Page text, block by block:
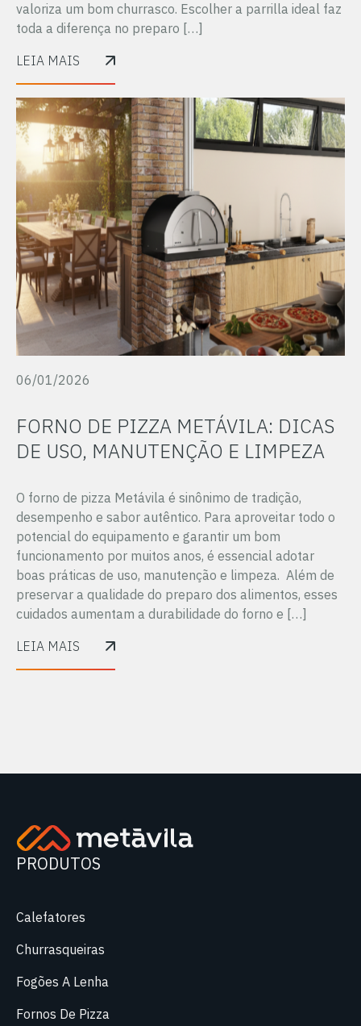
valoriza um bom churrasco. Escolher a parrilla ideal faz
toda a diferença no preparo […]
LEIA MAIS
06/01/2026
FORNO DE PIZZA METÁVILA: DICAS
DE USO, MANUTENÇÃO E LIMPEZA
O forno de pizza Metávila é sinônimo de tradição,
desempenho e sabor autêntico. Para aproveitar todo o
potencial do equipamento e garantir um bom
funcionamento por muitos anos, é essencial adotar
boas práticas de uso, manutenção e limpeza. Além de
preservar a qualidade do preparo dos alimentos, esses
cuidados aumentam a durabilidade do forno e […]
LEIA MAIS
PRODUTOS
Calefatores
Churrasqueiras
Fogões A Lenha
Fornos De Pizza